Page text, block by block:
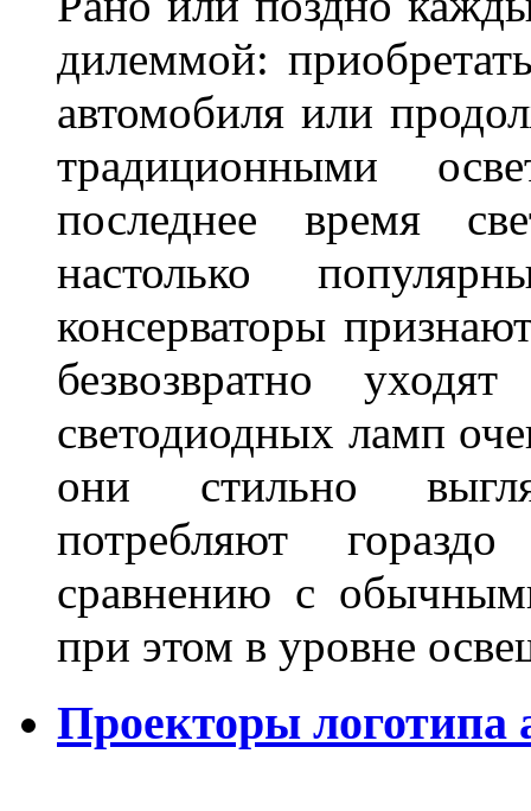
дилеммой:
автомобиля или
традиционными
последнее время
настолько
консерваторы
безвозвратно
светодиодных ламп
они стильно
потребляют
сравнению с
при этом в уровне
Проекторы логотипа